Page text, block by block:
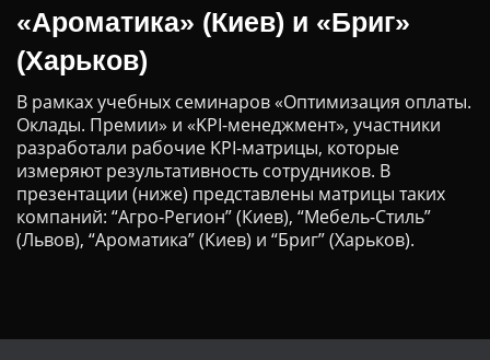
«Ароматика» (Киев) и «Бриг»
(Харьков)
В рамках учебных семинаров «Оптимизация оплаты.
Оклады. Премии» и «KPI-менеджмент», участники
разработали рабочие KPI-матрицы, которые
измеряют результативность сотрудников. В
презентации (ниже) представлены матрицы таких
компаний: “Агро-Регион” (Киев), “Мебель-Стиль”
(Львов), “Ароматика” (Киев) и “Бриг” (Харьков).